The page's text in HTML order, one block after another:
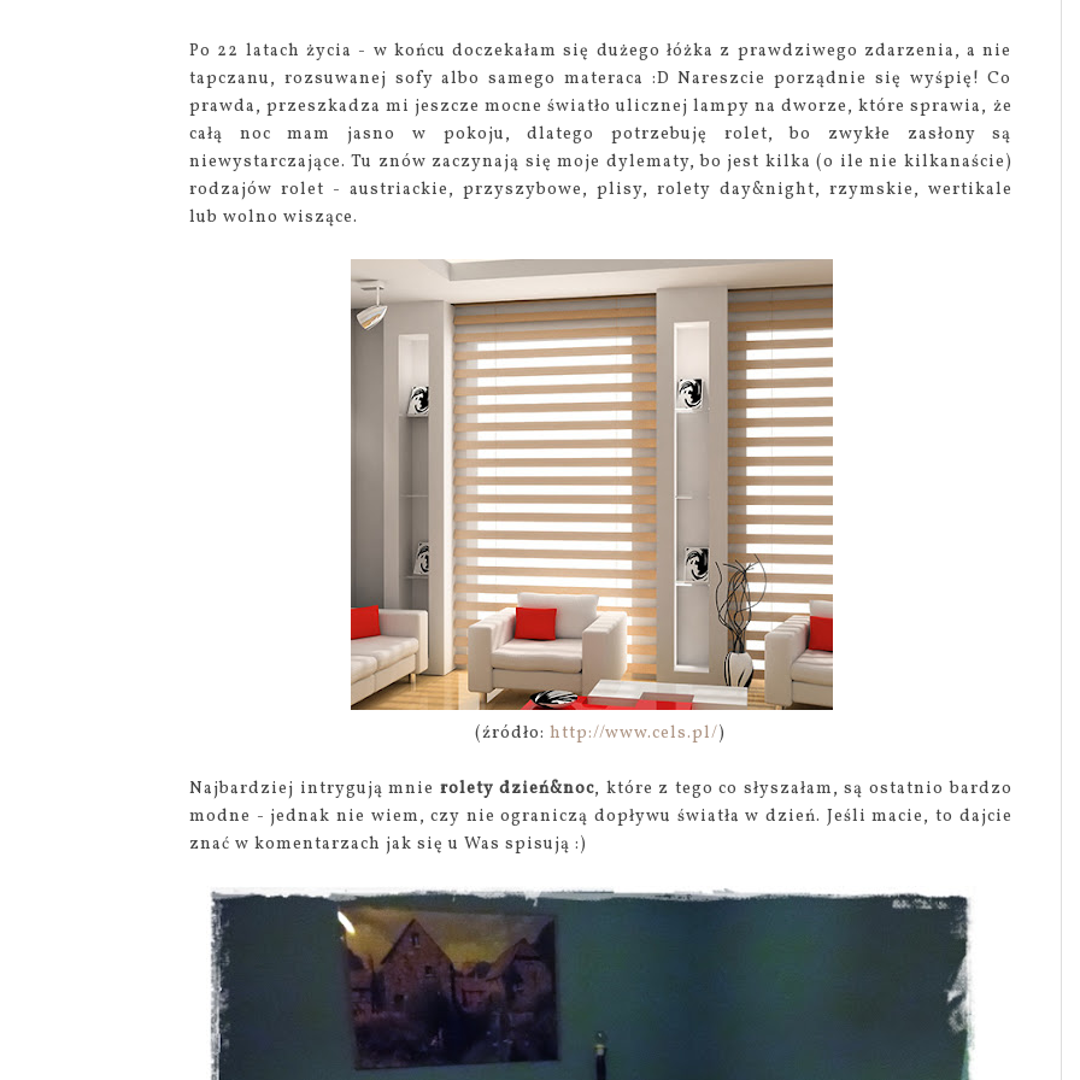
Po 22 latach życia - w końcu doczekałam się dużego łóżka z prawdziwego zdarzenia, a nie
tapczanu, rozsuwanej sofy albo samego materaca :D Nareszcie porządnie się wyśpię! Co
prawda, przeszkadza mi jeszcze mocne światło ulicznej lampy na dworze, które sprawia, że
całą noc mam jasno w pokoju, dlatego potrzebuję rolet, bo zwykłe zasłony są
niewystarczające. Tu znów zaczynają się moje dylematy, bo jest kilka (o ile nie kilkanaście)
rodzajów rolet - austriackie, przyszybowe, plisy, rolety day&night, rzymskie, wertikale
lub wolno wiszące.
(źródło:http://www.cels.pl/)
Najbardziej intrygują mnie rolety dzień&noc, które z tego co słyszałam, są ostatnio bardzo
modne - jednak nie wiem, czy nie ograniczą dopływu światła w dzień. Jeśli macie, to dajcie
znać w komentarzach jak się u Was spisują :)